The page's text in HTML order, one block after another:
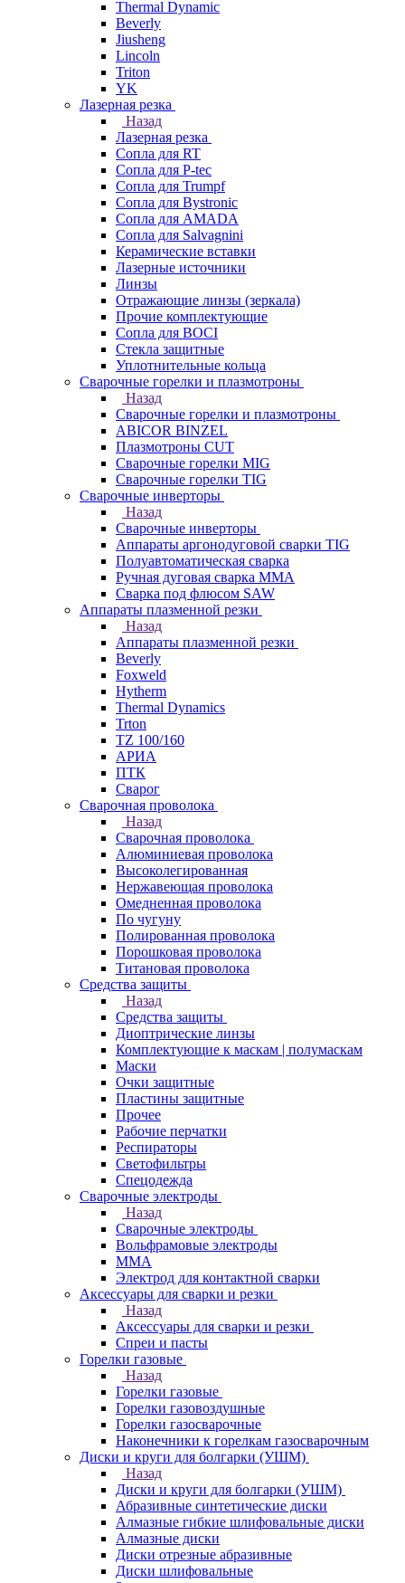
Thermal Dynamic
Beverly
Jiusheng
Lincoln
Triton
YK
Лазерная резка
Назад
Лазерная резка
Сопла для RT
Сопла для P-tec
Сопла для Trumpf
Сопла для Bystronic
Сопла для AMADA
Сопла для Salvagnini
Керамические вставки
Лазерные источники
Линзы
Отражающие линзы (зеркала)
Прочие комплектующие
Сопла для BOCI
Стекла защитные
Уплотнительные кольца
Сварочные горелки и плазмотроны
Назад
Сварочные горелки и плазмотроны
ABICOR BINZEL
Плазмотроны CUT
Сварочные горелки MIG
Сварочные горелки TIG
Сварочные инверторы
Назад
Сварочные инверторы
Аппараты аргонодуговой сварки TIG
Полуавтоматическая сварка
Ручная дуговая сварка MMA
Сварка под флюсом SAW
Аппараты плазменной резки
Назад
Аппараты плазменной резки
Beverly
Foxweld
Hytherm
Thermal Dynamics
Trton
TZ 100/160
АРИА
ПТК
Сварог
Сварочная проволока
Назад
Сварочная проволока
Алюминиевая проволока
Высоколегированная
Нержавеющая проволока
Омедненная проволока
По чугуну
Полированная проволока
Порошковая проволока
Титановая проволока
Средства защиты
Назад
Средства защиты
Диоптрические линзы
Комплектующие к маскам | полумаскам
Маски
Очки защитные
Пластины защитные
Прочее
Рабочие перчатки
Респираторы
Светофильтры
Спецодежда
Сварочные электроды
Назад
Сварочные электроды
Вольфрамовые электроды
ММА
Электрод для контактной сварки
Аксессуары для сварки и резки
Назад
Аксессуары для сварки и резки
Спреи и пасты
Горелки газовые
Назад
Горелки газовые
Горелки газовоздушные
Горелки газосварочные
Наконечники к горелкам газосварочным
Диски и круги для болгарки (УШМ)
Назад
Диски и круги для болгарки (УШМ)
Абразивные синтетические диски
Алмазные гибкие шлифовальные диски
Алмазные диски
Диски отрезные абразивные
Диски шлифовальные